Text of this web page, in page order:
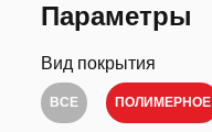
Параметры
Вид покрытия
ВСЕ ПОЛИМЕРНОЕ